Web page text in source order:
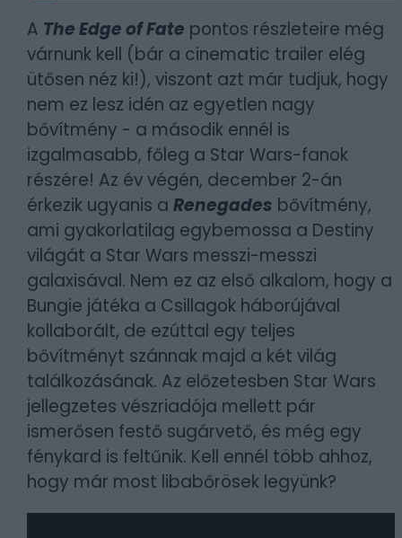
A The Edge of Fate pontos részleteire még
várnunk kell (bár a cinematic trailer elég
ütősen néz ki!), viszont azt már tudjuk, hogy
nem ez lesz idén az egyetlen nagy
bővítmény - a második ennél is
izgalmasabb, főleg a Star Wars-fanok
részére! Az év végén, december 2-án
érkezik ugyanis a Renegades bővítmény,
ami gyakorlatilag egybemossa a Destiny
világát a Star Wars messzi-messzi
galaxisával. Nem ez az első alkalom, hogy a
Bungie játéka a Csillagok háborújával
kollaborált, de ezúttal egy teljes
bővítményt szánnak majd a két világ
találkozásának. Az előzetesben Star Wars
jellegzetes vészriadója mellett pár
ismerősen festő sugárvető, és még egy
fénykard is feltűnik. Kell ennél több ahhoz,
hogy már most libabőrösek legyünk?